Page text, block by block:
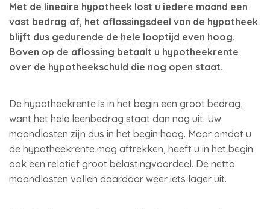
Met de lineaire hypotheek lost u iedere maand een
vast bedrag af, het aflossingsdeel van de hypotheek
blijft dus gedurende de hele looptijd even hoog.
Boven op de aflossing betaalt u hypotheekrente
over de hypotheekschuld die nog open staat.
De hypotheekrente is in het begin een groot bedrag,
want het hele leenbedrag staat dan nog uit. Uw
maandlasten zijn dus in het begin hoog. Maar omdat u
de hypotheekrente mag aftrekken, heeft u in het begin
ook een relatief groot belastingvoordeel. De netto
maandlasten vallen daardoor weer iets lager uit.